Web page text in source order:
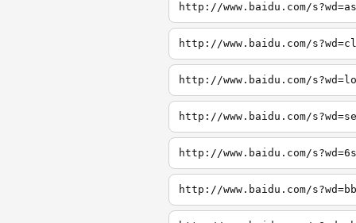
http://www.baidu.com/
http://www.baidu.com/
http://www.baidu.com/
http://www.baidu.com/
http://www.baidu.com/
http://www.baidu.com/